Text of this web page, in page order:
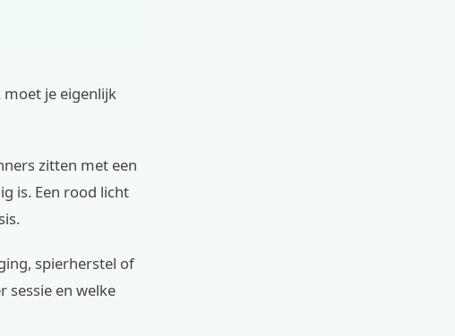
moet je eigenlijk
zitten met een
is. Een rood licht
spierherstel of
sessie en welke